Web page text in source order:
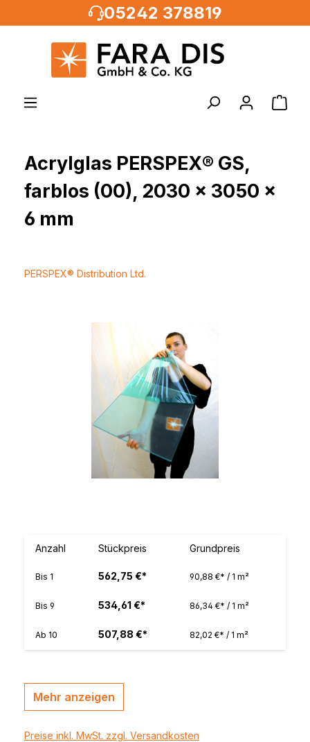
05242 378819
Acrylglas PERSPEX® GS,
farblos (00), 2030 x 3050 x
6 mm
PERSPEX® Distribution Ltd.
Anzahl Stückpreis Grundpreis
Bis 1 562,75 €* 90,88 €* / 1 m²
Bis 9 534,61 €* 86,34 €* / 1 m²
Ab 10 507,88 €* 82,02 €* / 1 m²
Mehr anzeigen
Preise inkl. MwSt. zzgl. Versandkosten